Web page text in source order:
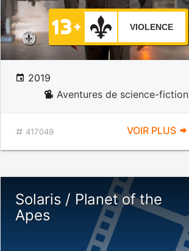
VIOLENCE
2019
Aventures de science-fiction
417049 VOIR PLUS
Solaris / Planet of the
Apes